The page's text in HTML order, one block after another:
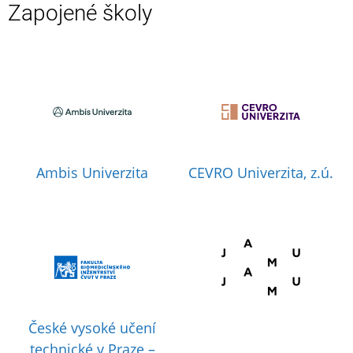
Zapojené školy
Ambis Univerzita CEVRO Univerzita, z.ú.
České vysoké učení
technické v Praze –